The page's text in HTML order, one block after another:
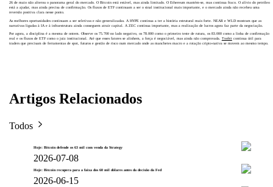
26 de maio não alterou o panorama geral do mercado. O Bitcoin está estável, mas ainda limitado. O Ethereum mantém-se, mas continua fraco. O alívio do petróleo
está a ajudar, mas ainda precisa de confirmação. Os fluxos de ETF continuam a ser o sinal institucional mais importante, e o mercado ainda não recebeu uma
reversão positiva clara nesse ponto.
As melhores oportunidades continuam a ser seletivas e não generalizadas. A HYPE continua a ter a história estrutural mais forte. NEAR e WLD mostram que as
narrativas ligadas à IA e à infraestrutura ainda conseguem atrair capital. A ZEC continua importante, mas a realização de lucros agora faz parte da negociação.
Por agora, a disciplina é a mesma de ontem. Observe os 75.700 no lado negativo, os 78.000 como o primeiro teste de rutura, os 83.000 como a linha de confirmação
real e os fluxos de ETF como o juiz institucional. Até que esses fatores se alinhem, a força é negociável, mas ainda não comprovada. Toobitcontinua útil para
traders que precisam de ferramentas de spot, futuros e gestão de risco num mercado onde as manchetes macro e a rotação cripto-nativa se movem ao mesmo tempo.
Artigos Relacionados
Todos
Hoje: Bitcoin defende os 63 mil com venda da Strategy
2026-07-08
Hoje: Bitcoin recupera para a faixa dos 60 mil dólares antes da decisão da Fed
2026-06-15